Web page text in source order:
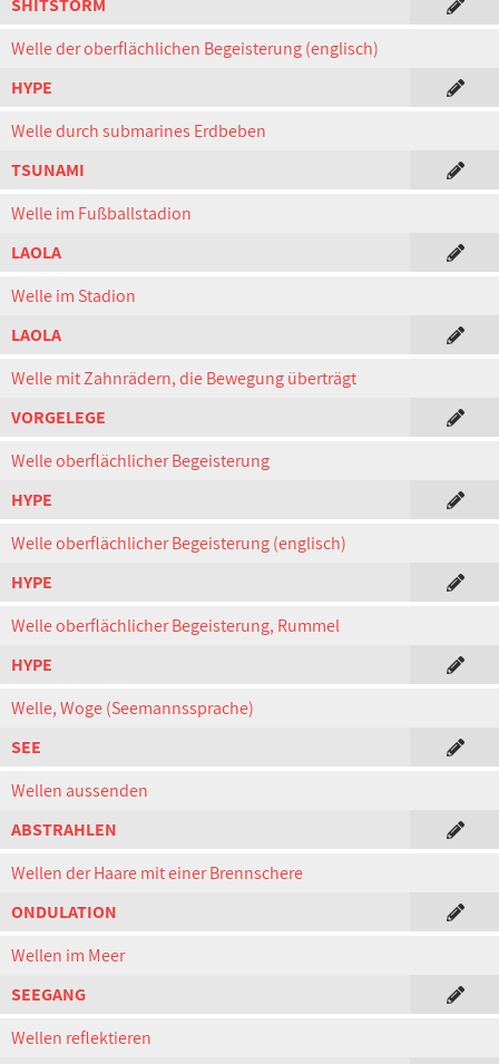
SHITSTORM
Welle der oberflächlichen Begeisterung (englisch)
HYPE
Welle durch submarines Erdbeben
TSUNAMI
Welle im Fußballstadion
LAOLA
Welle im Stadion
LAOLA
Welle mit Zahnrädern, die Bewegung überträgt
VORGELEGE
Welle oberflächlicher Begeisterung
HYPE
Welle oberflächlicher Begeisterung (englisch)
HYPE
Welle oberflächlicher Begeisterung, Rummel
HYPE
Welle, Woge (Seemannssprache)
SEE
Wellen aussenden
ABSTRAHLEN
Wellen der Haare mit einer Brennschere
ONDULATION
Wellen im Meer
SEEGANG
Wellen reflektieren